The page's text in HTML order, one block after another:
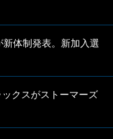
新体制発表。新加入選
クスがストーマーズ